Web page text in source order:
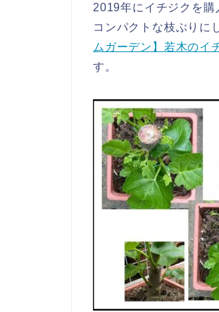
2019年にイチジクを購
コンパクトな枝ぶりに
ムガーデン】若木のイ
す。